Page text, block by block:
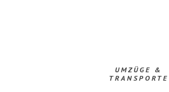
UMZÜGE &
TRANSPORTE